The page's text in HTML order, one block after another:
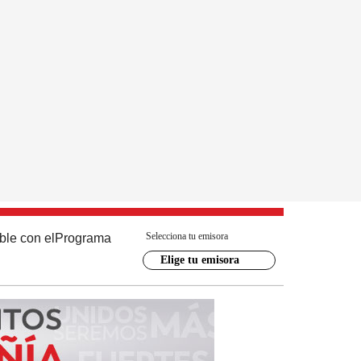
con el Programa Selecciona tu emisora
Elige tu emisora